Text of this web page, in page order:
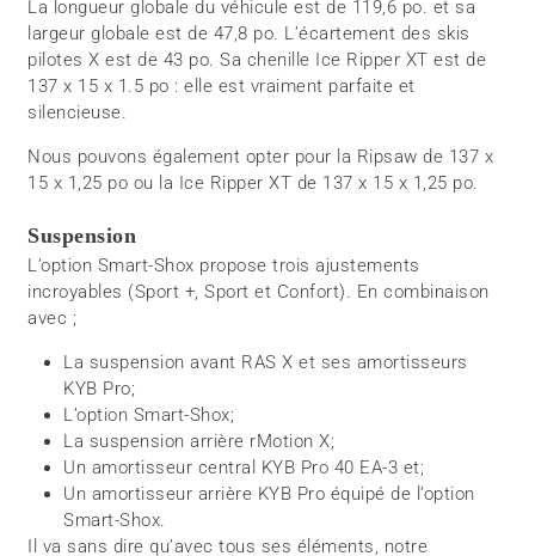
La longueur globale du véhicule est de 119,6 po. et sa
largeur globale est de 47,8 po. L’écartement des skis
pilotes X est de 43 po. Sa chenille Ice Ripper XT est de
137 x 15 x 1.5 po : elle est vraiment parfaite et
silencieuse.
Nous pouvons également opter pour la Ripsaw de 137 x
15 x 1,25 po ou la Ice Ripper XT de 137 x 15 x 1,25 po.
Suspension
L’option Smart-Shox propose trois ajustements
incroyables (Sport +, Sport et Confort). En combinaison
avec ;
La suspension avant RAS X et ses amortisseurs
KYB Pro;
L’option Smart-Shox;
La suspension arrière rMotion X;
Un amortisseur central KYB Pro 40 EA-3 et;
Un amortisseur arrière KYB Pro équipé de l’option
Smart-Shox.
Il va sans dire qu’avec tous ses éléments, notre